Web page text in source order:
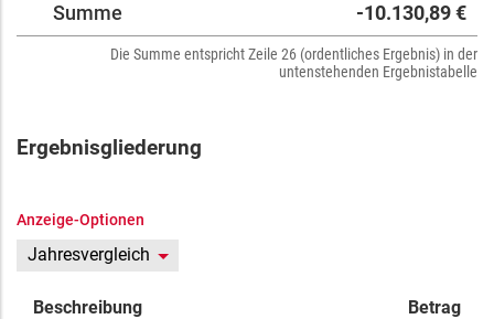
Summe -10.130,89 €
Die Summe entspricht Zeile 26 (ordentliches Ergebnis) in der
untenstehenden Ergebnistabelle
Ergebnisgliederung
Anzeige-Optionen
Jahresvergleich
Beschreibung Betrag